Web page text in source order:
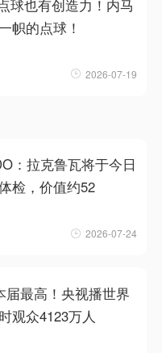
球也有创造力！内马
帜的点球！
2026-07-19
：拉克鲁瓦将于今日
检，价值约52
2026-07-24
届最高！央视播世界
观众4123万人